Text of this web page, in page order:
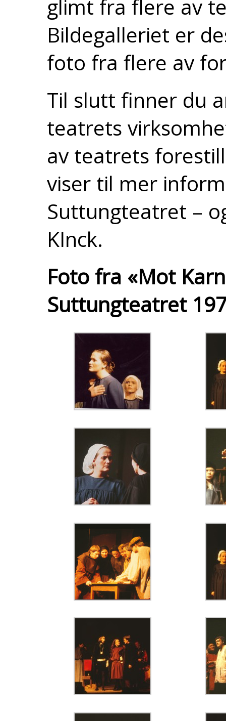
glimt fra flere av
Bildegalleriet er
foto fra flere av
Til slutt finner du
teatrets
av teatrets
viser til mer
Suttungteatret –
KInck.
Foto fra «Mot
Suttungteatret